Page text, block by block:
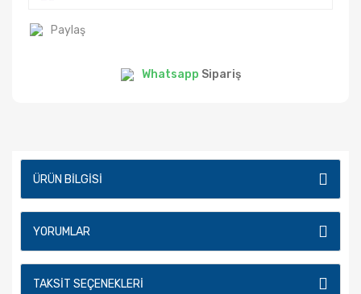
Paylaş
Whatsapp Sipariş
ÜRÜN BILGISI
YORUMLAR
TAKSIT SEÇENEKLERI